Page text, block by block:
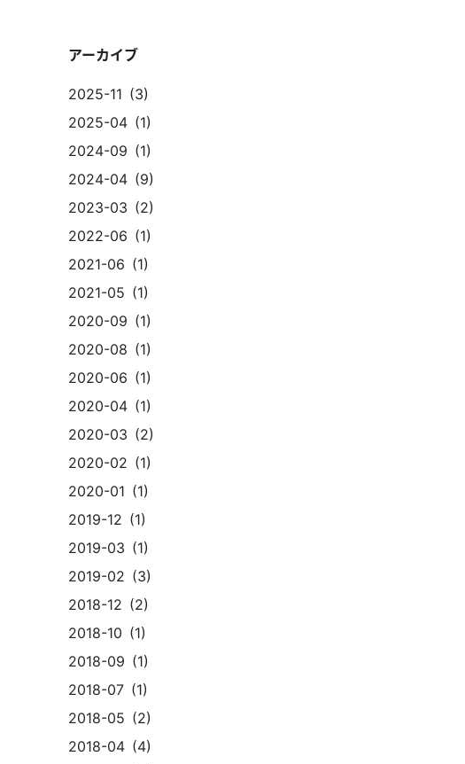
アーカイブ
2025-11
3
2025-04
1
2024-09
1
2024-04
9
2023-03
2
2022-06
1
2021-06
1
2021-05
1
2020-09
1
2020-08
1
2020-06
1
2020-04
1
2020-03
2
2020-02
1
2020-01
1
2019-12
1
2019-03
1
2019-02
3
2018-12
2
2018-10
1
2018-09
1
2018-07
1
2018-05
2
2018-04
4